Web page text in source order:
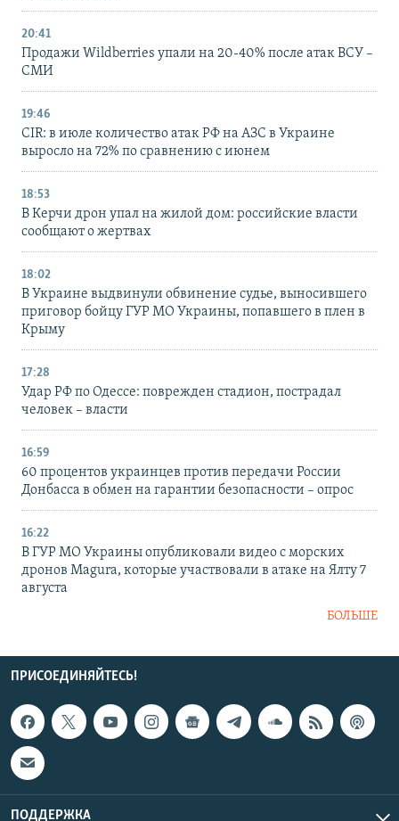
20:41
Продажи Wildberries упали на 20-40% после атак ВСУ –
СМИ
19:46
CIR: в июле количество атак РФ на АЗС в Украине
выросло на 72% по сравнению с июнем
18:53
В Керчи дрон упал на жилой дом: российские власти
сообщают о жертвах
18:02
В Украине выдвинули обвинение судье, выносившего
приговор бойцу ГУР МО Украины, попавшего в плен в
Крыму
17:28
Удар РФ по Одессе: поврежден стадион, пострадал
человек – власти
16:59
60 процентов украинцев против передачи России
Донбасса в обмен на гарантии безопасности – опрос
16:22
В ГУР МО Украины опубликовали видео с морских
дронов Magura, которые участвовали в атаке на Ялту 7
августа
БОЛЬШЕ
ПРИСОЕДИНЯЙТЕСЬ!
ПОДДЕРЖКА